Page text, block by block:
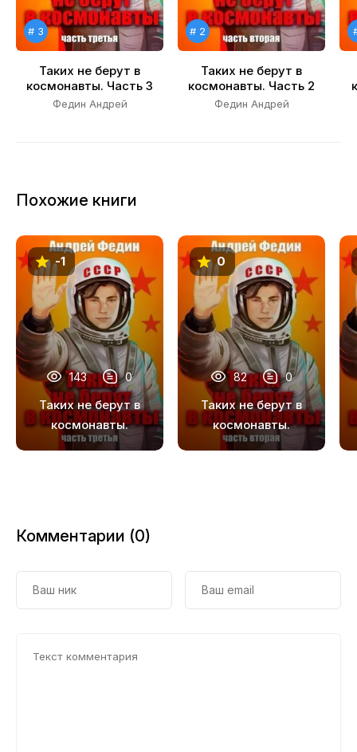
19
20
21
# 3
Таких не берут в
космонавты. Часть 3
Федин Андрей
# 2
Таких не берут в
космонавты. Часть 2
Федин Андрей
Похожие книги
-1
143 0
Таких не берут в
космонавты.
Часть 3
0
82 0
Таких не берут в
космонавты.
Часть 2
Комментарии (0)